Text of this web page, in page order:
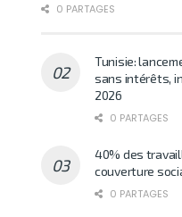
0 PARTAGES
Tunisie:
sans intérêts,
2026
0 PARTAGES
40% des
couverture
0 PARTAGES